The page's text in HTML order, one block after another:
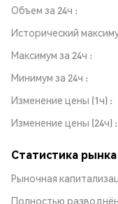
Объем за 24ч
Исторический
Максимум за 24ч
Минимум за 24ч
Изменение цены (1ч)
Изменение цены (24ч)
Статистика рынка
Рыночная
Полностью